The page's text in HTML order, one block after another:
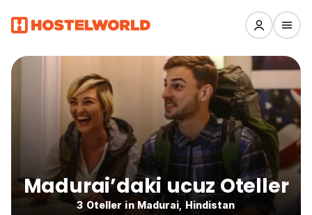
Madurai’daki ucuz Oteller
3 Oteller in Madurai, Hindistan